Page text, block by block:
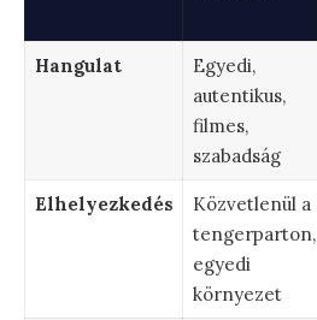
Hangulat
Egyedi,
autentikus,
filmes,
szabadság
Elhelyezkedés
Közvetlenül a
tengerparton,
egyedi
környezet